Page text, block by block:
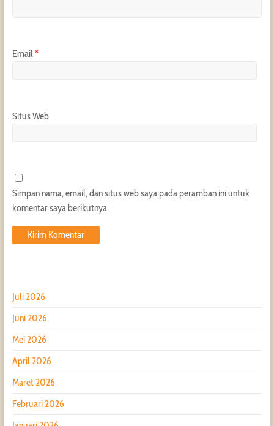
Email*
Situs Web
Simpan nama, email, dan situs web saya pada peramban ini untuk
komentar saya berikutnya.
Juli 2026
Juni 2026
Mei 2026
April 2026
Maret 2026
Februari 2026